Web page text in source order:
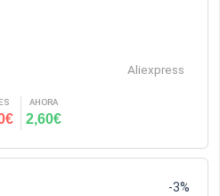
Aliexpress
AHORA
2,60€
-3%